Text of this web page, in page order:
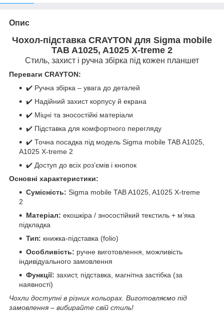
Опис
Чохол-підставка CRAYTON для Sigma mobile
TAB A1025, A1025 X-treme 2
Стиль, захист і ручна збірка під кожен планшет
Переваги CRAYTON:
✔️ Ручна збірка – увага до деталей
✔️ Надійний захист корпусу й екрана
✔️ Міцні та зносостійкі матеріали
✔️ Підставка для комфортного перегляду
✔️ Точна посадка під модель Sigma mobile TAB A1025,
A1025 X-treme 2
✔️ Доступ до всіх роз’ємів і кнопок
Основні характеристики:
Сумісність: Sigma mobile TAB A1025, A1025 X-treme
2
Матеріал: екошкіра / зносостійкий текстиль + м’яка
підкладка
Тип: книжка-підставка (folio)
Особливість: ручне виготовлення, можливість
індивідуального замовлення
Функції: захист, підставка, магнітна застібка (за
наявності)
Чохли доступні в різних кольорах. Виготовляємо під
замовлення – вибирайте свій стиль!